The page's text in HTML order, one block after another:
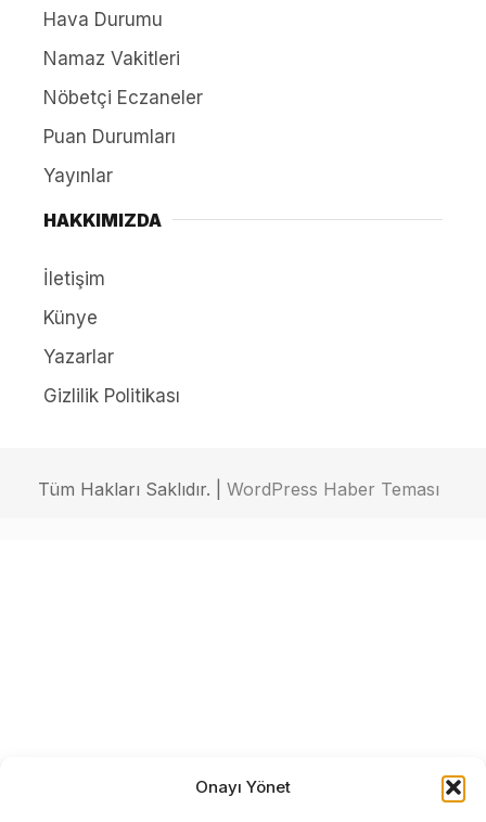
Onayı Yönet
Hava Durumu
Namaz Vakitleri
Nöbetçi Eczaneler
Puan Durumları
Yayınlar
HAKKIMIZDA
İletişim
Künye
Yazarlar
Gizlilik Politikası
Tüm Hakları Saklıdır. | WordPress Haber Teması